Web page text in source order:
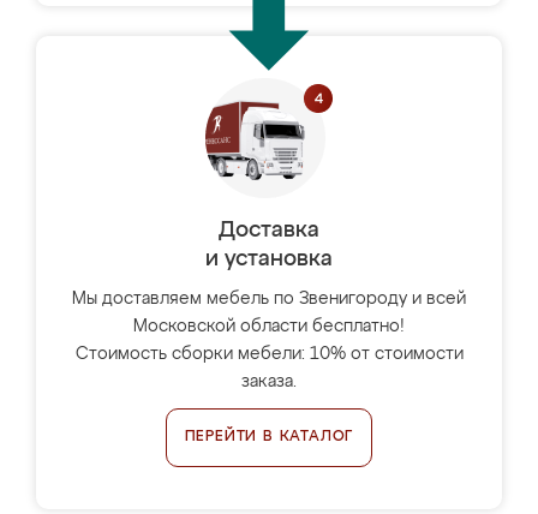
Доставка
и установка
Мы доставляем мебель по Звенигороду и всей
Московской области бесплатно!
Стоимость сборки мебели: 10% от стоимости
заказа.
ПЕРЕЙТИ В КАТАЛОГ